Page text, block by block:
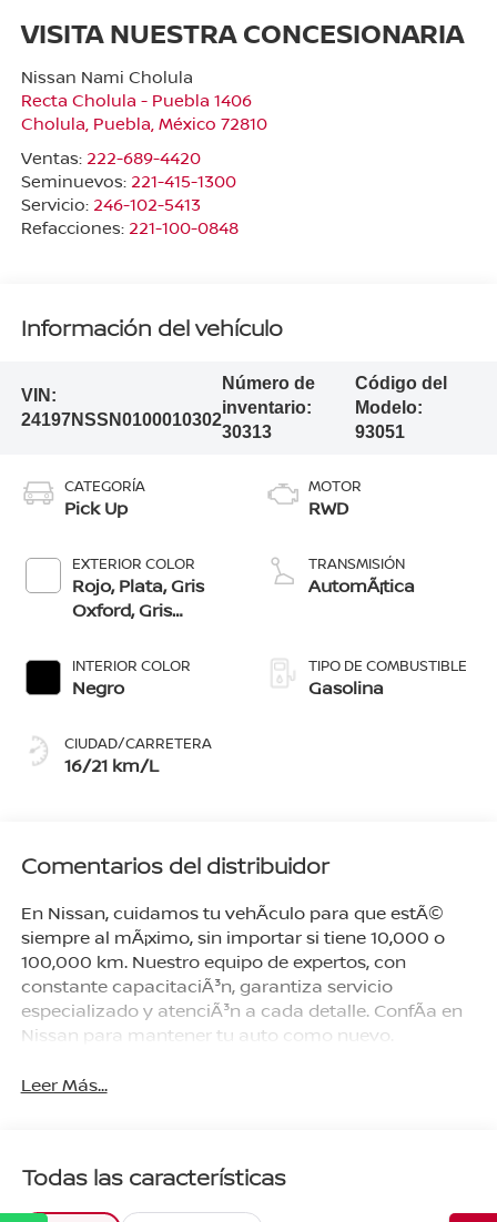
VISITA NUESTRA CONCESIONARIA
Nissan Nami Cholula
Recta Cholula - Puebla 1406
Cholula Puebla , México 72810
Ventas: 222-689-4420
Seminuevos: 221-415-1300
Servicio: 246-102-5413
Refacciones: 221-100-0848
Información del vehículo
VIN:
24197NSSN0100010302
Número de
inventario:
30313
Código del
Modelo:
93051
CATEGORÍA
Pick Up
EXTERIOR COLOR
Rojo, Plata, Gris
Oxford, Gris
Blanco
INTERIOR COLOR
Negro
CIUDAD/CARRETERA
16/21 km/L
MOTOR
RWD
TRANSMISIÓN
AutomÃ¡tica
TIPO DE COMBUSTIBLE
Gasolina
Comentarios del distribuidor
En Nissan, cuidamos tu vehÃ­culo para que estÃ©
siempre al mÃ¡ximo, sin importar si tiene 10,000 o
100,000 km. Nuestro equipo de expertos, con
constante capacitaciÃ³n, garantiza servicio
especializado y atenciÃ³n a cada detalle. ConfÃ­a en
Nissan para mantener tu auto como nuevo.
Leer Más...
Todas las características